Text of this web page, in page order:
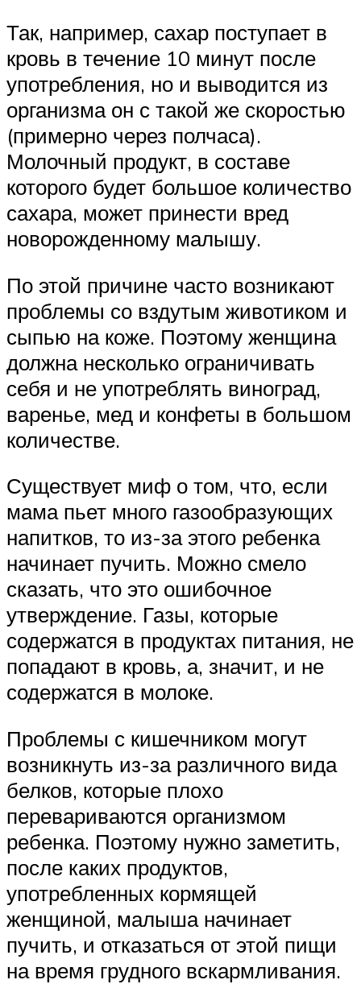
Так, например, сахар поступает в
кровь в течение 10 минут после
употребления, но и выводится из
организма он с такой же скоростью
(примерно через полчаса).
Молочный продукт, в составе
которого будет большое количество
сахара, может принести вред
новорожденному малышу.
По этой причине часто возникают
проблемы со вздутым животиком и
сыпью на коже. Поэтому женщина
должна несколько ограничивать
себя и не употреблять виноград,
варенье, мед и конфеты в большом
количестве.
Существует миф о том, что, если
мама пьет много газообразующих
напитков, то из-за этого ребенка
начинает пучить. Можно смело
сказать, что это ошибочное
утверждение. Газы, которые
содержатся в продуктах питания, не
попадают в кровь, а, значит, и не
содержатся в молоке.
Проблемы с кишечником могут
возникнуть из-за различного вида
белков, которые плохо
перевариваются организмом
ребенка. Поэтому нужно заметить,
после каких продуктов,
употребленных кормящей
женщиной, малыша начинает
пучить, и отказаться от этой пищи
на время грудного вскармливания.